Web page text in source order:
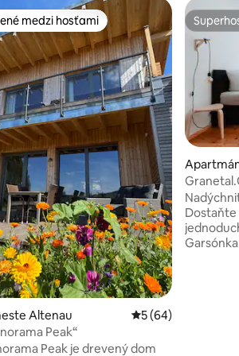
medzi hosťami
medzi hosťami
Altenau Priemerné
5 (64)
Peak“
Peak je drevený dom
Dostaňte
Garsónka